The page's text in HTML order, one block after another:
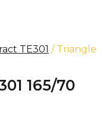
TE301 / Triangle
165/70